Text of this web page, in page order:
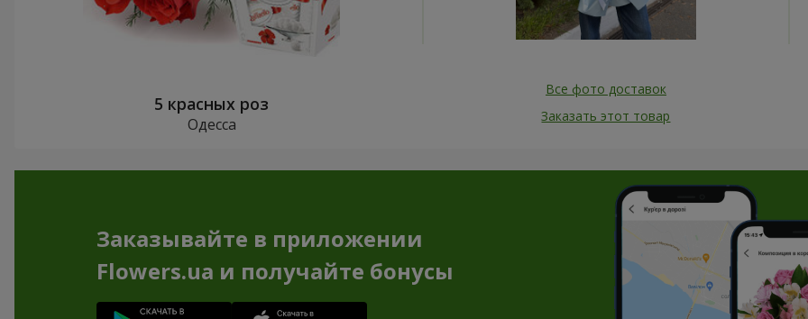
5 красных роз
Одесса
Все фото доставок
Заказать этот товар
Заказывайте в приложении
Flowers.ua и получайте бонусы